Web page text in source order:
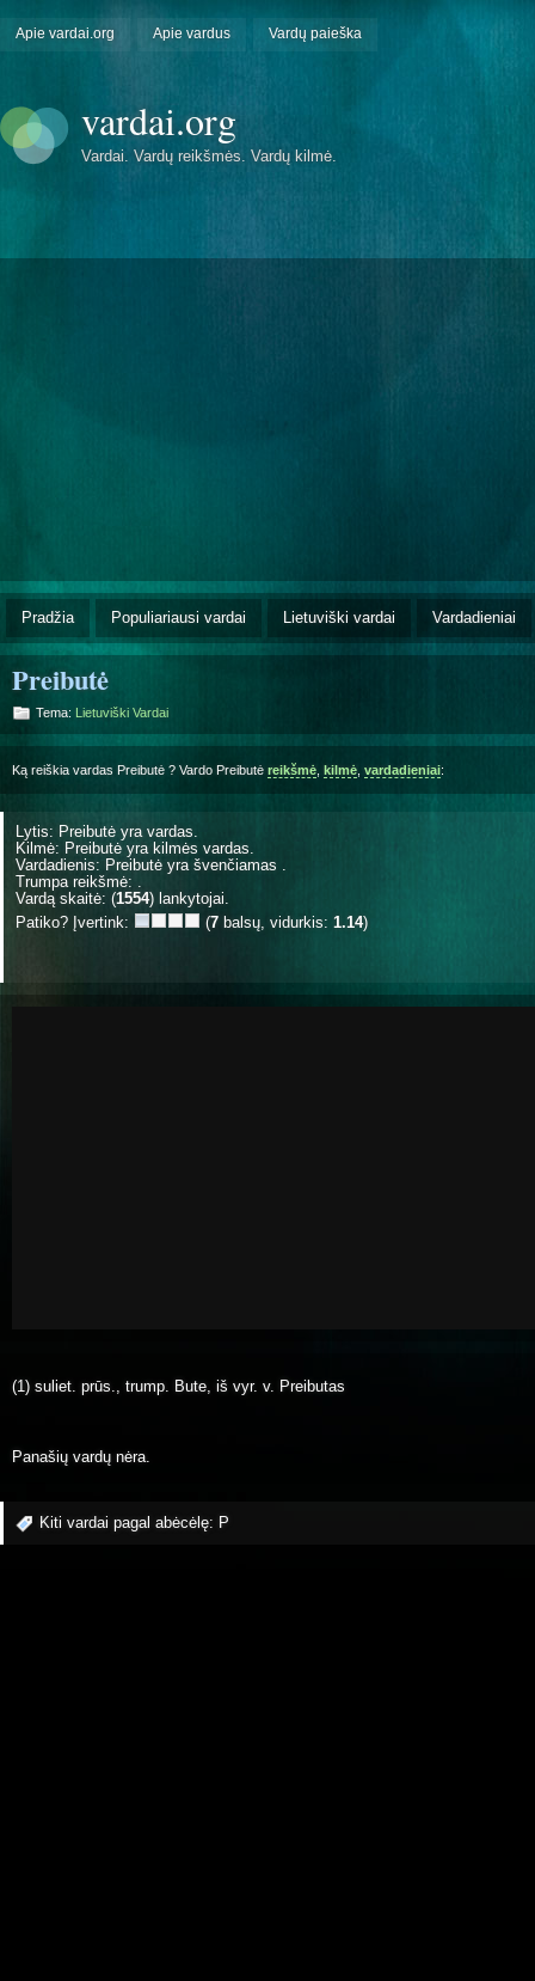
Apie vardai.org Apie vardus Vardų paieška
vardai.org
Vardai. Vardų reikšmės. Vardų kilmė.
Pradžia Populiariausi vardai Lietuviški vardai Vardadieniai
Preibutė
Tema: Lietuviški Vardai
Ką reiškia vardas Preibutė ? Vardo Preibutė reikšmė kilmė vardadieniai:
Lytis: Preibutė yra vardas.
Kilmė: Preibutė yra kilmės vardas.
Vardadienis: Preibutė yra švenčiamas
Trumpa reikšmė: .
Vardą skaitė: (1554) lankytojai.
Patiko? Įvertink:
(7 balsų, vidurkis: 1.14)
(1) suliet. prūs., trump. Bute, iš vyr. v. Preibutas
Panašių vardų nėra.
Kiti vardai pagal abėcėlę: P